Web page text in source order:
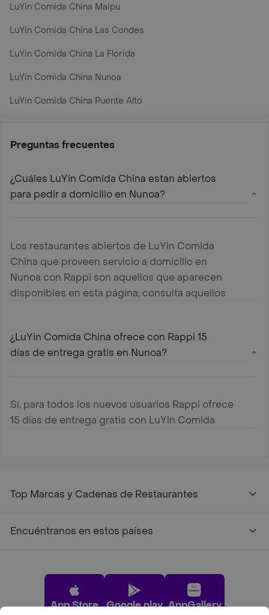
LuYin Comida China Maipu
LuYin Comida China Las Condes
LuYin Comida China La Florida
LuYin Comida China Nunoa
LuYin Comida China Puente Alto
Preguntas frecuentes
¿Cuáles LuYin Comida China estan abiertos
para pedir a domicilio en Nunoa?
Los restaurantes abiertos de LuYin Comida
China que proveen servicio a domicilio en
Nunoa con Rappi son aquellos que aparecen
disponibles en esta página, consulta aquellos
¿LuYin Comida China ofrece con Rappi 15
días de entrega gratis en Nunoa?
Sí, para todos los nuevos usuarios Rappi ofrece
15 días de entrega gratis con LuYin Comida
Top Marcas y Cadenas de Restaurantes
Encuéntranos en estos países
App Store Google play AppGallery